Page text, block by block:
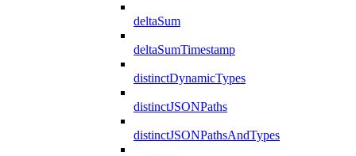
deltaSum
deltaSumTimestamp
distinctDynamicTypes
distinctJSONPaths
distinctJSONPathsAndTypes